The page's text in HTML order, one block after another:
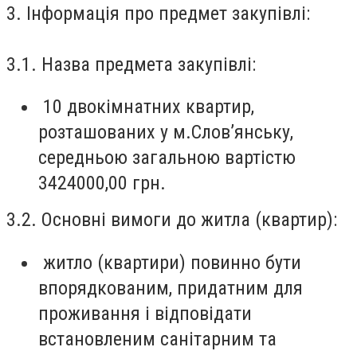
3. Інформація про предмет закупівлі:
3.1. Назва предмета закупівлі:
10 двокімнатних квартир,
розташованих у м.Слов’янську,
середньою загальною вартістю
3424000,00 грн.
3.2. Основні вимоги до житла (квартир):
житло (квартири) повинно бути
впорядкованим, придатним для
проживання і відповідати
встановленим санітарним та